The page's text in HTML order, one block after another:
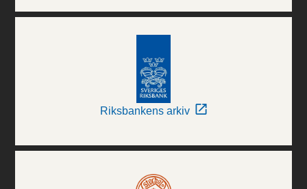
Riksbankens arkiv